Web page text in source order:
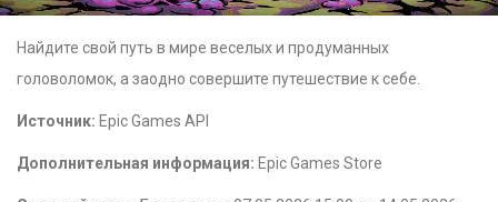
Найдите свой путь в мире веселых и продуманных
головоломок, а заодно совершите путешествие к себе.
Источник: Epic Games API
Дополнительная информация: Epic Games Store